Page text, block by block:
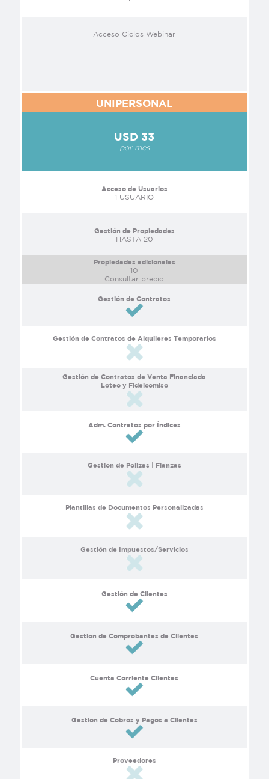
Acceso Ciclos Webinar
UNIPERSONAL
USD 33
por mes
Acceso de Usuarios
1 USUARIO
Gestión de Propiedades
HASTA 20
Propiedades adicionales
10
Consultar precio
Gestión de Contratos
Gestión de Contratos de Alquileres Temporarios
Gestión de Contratos de Venta Financiada
Loteo y Fideicomiso
Adm. Contratos por Índices
Gestión de Pólizas | Fianzas
Plantillas de Documentos Personalizadas
Gestión de Impuestos/Servicios
Gestión de Clientes
Gestión de Comprobantes de Clientes
Cuenta Corriente Clientes
Gestión de Cobros y Pagos a Clientes
Proveedores